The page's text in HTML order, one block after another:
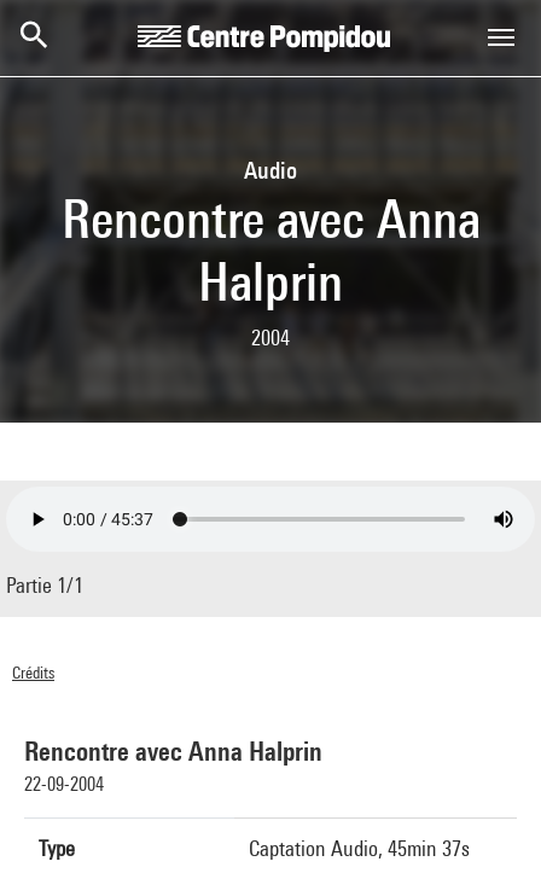
Audio
Rencontre avec Anna
Halprin
2004
Rencontre avec Anna Halprin
22-09-2004
Type Captation Audio, 45min 37s
Partie 1/1
Crédits